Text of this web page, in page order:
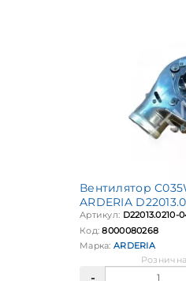
Вентилятор
ARDERIA
Артикул: D22013.0210-
Код:8000080268
Марка: ARDERIA